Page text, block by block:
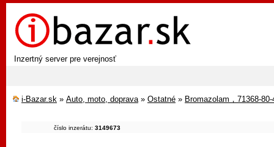
Inzertný server pre verejnosť
i-Bazar.sk » Auto, moto, doprava» Ostatné » Bromazolam，71368-
číslo inzerátu: 3149673